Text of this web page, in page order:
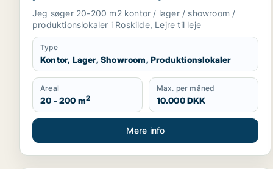
Lejre
Jeg søger 20-200 m2 kontor / lager / showroom /
produktionslokaler i Roskilde, Lejre til leje
Type
Kontor, Lager, Showroom, Produktionslokaler
Areal
20 - 200 m2
Max. per måned
10.000 DKK
Mere info